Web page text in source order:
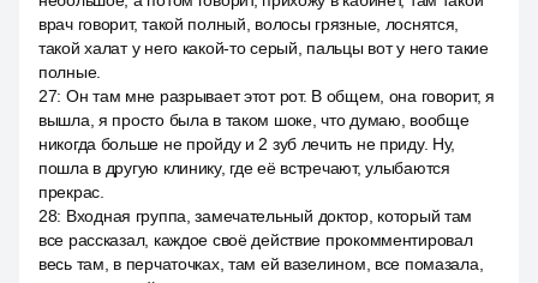
врач говорит, такой полный, волосы грязные, лоснятся,
такой халат у него какой-то серый, пальцы вот у него такие
полные.
27: Он там мне разрывает этот рот. В общем, она говорит, я
вышла, я просто была в таком шоке, что думаю, вообще
никогда больше не пройду и 2 зуб лечить не приду. Ну,
пошла в другую клинику, где её встречают, улыбаются
прекрас.
28: Входная группа, замечательный доктор, который там
все рассказал, каждое своё действие прокомментировал
весь там, в перчаточках, там ей вазелином, все помазала,